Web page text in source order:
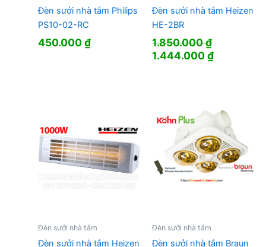
Đèn sưởi nhà tắm Philips
PS10-02-RC
450.000₫
Đèn sưởi nhà tắm Heizen
HE-2BR
1.850.000₫
Giá
1.444.000₫Giá
Đèn sưởi nhà tắm
Đèn sưởi nhà tắm Heizen
Đèn sưởi nhà tắm
Đèn sưởi nhà tắm Braun